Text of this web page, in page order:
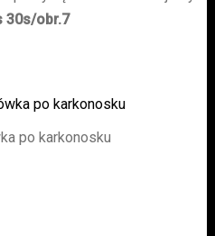
30s/obr.7
po karkonosku